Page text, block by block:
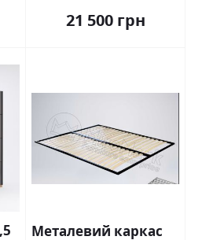
21 500 грн
Металевий каркас